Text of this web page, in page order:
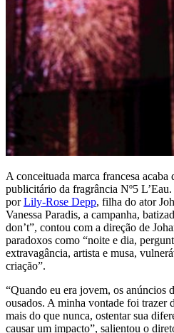
A conceituada marca francesa
publicitário da fragrância Nº5
porLily-Rose Depp, filha do ator
Vanessa Paradis, a campanha,
don’t”, contou com a direção de
paradoxos como “noite e dia,
extravagância, artista e musa,
criação”.
“Quando eu era jovem, os anúncios
ousados. A minha vontade foi trazer
mais do que nunca, ostentar sua
causar um impacto”, salientou o